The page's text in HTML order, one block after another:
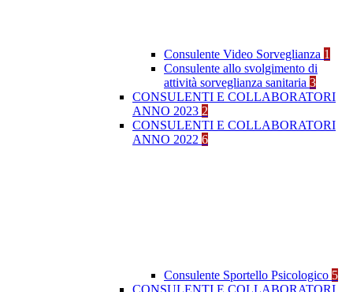
Consulente Video Sorveglianza 1
Consulente allo svolgimento di
attività sorveglianza sanitaria 3
CONSULENTI E COLLABORATORI
ANNO 2023 2
CONSULENTI E COLLABORATORI
ANNO 2022 6
Consulente Sportello Psicologico 5